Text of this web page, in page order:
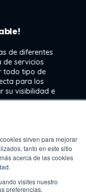
sirven para mejorar
tanto en este sitio
acerca de las cookies
visites nuestro
preferencias,
de diferentes
servicios
todo tipo de
para los
su visibilidad e
at